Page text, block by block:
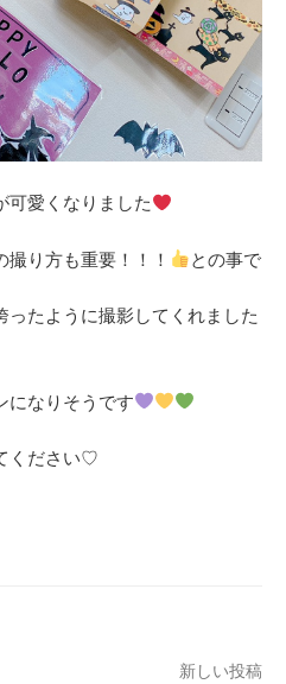
可愛くなりました
り方も重要！！！ との事で
ったように撮影してくれました
になりそうです
ください♡
新しい投稿